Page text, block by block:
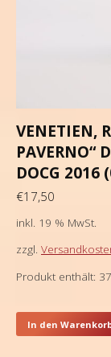
VENETIEN,
PAVERNO“
DOCG 2016
€17,50
inkl. 19 % MwSt.
zzgl.
Produkt enthält:
In den